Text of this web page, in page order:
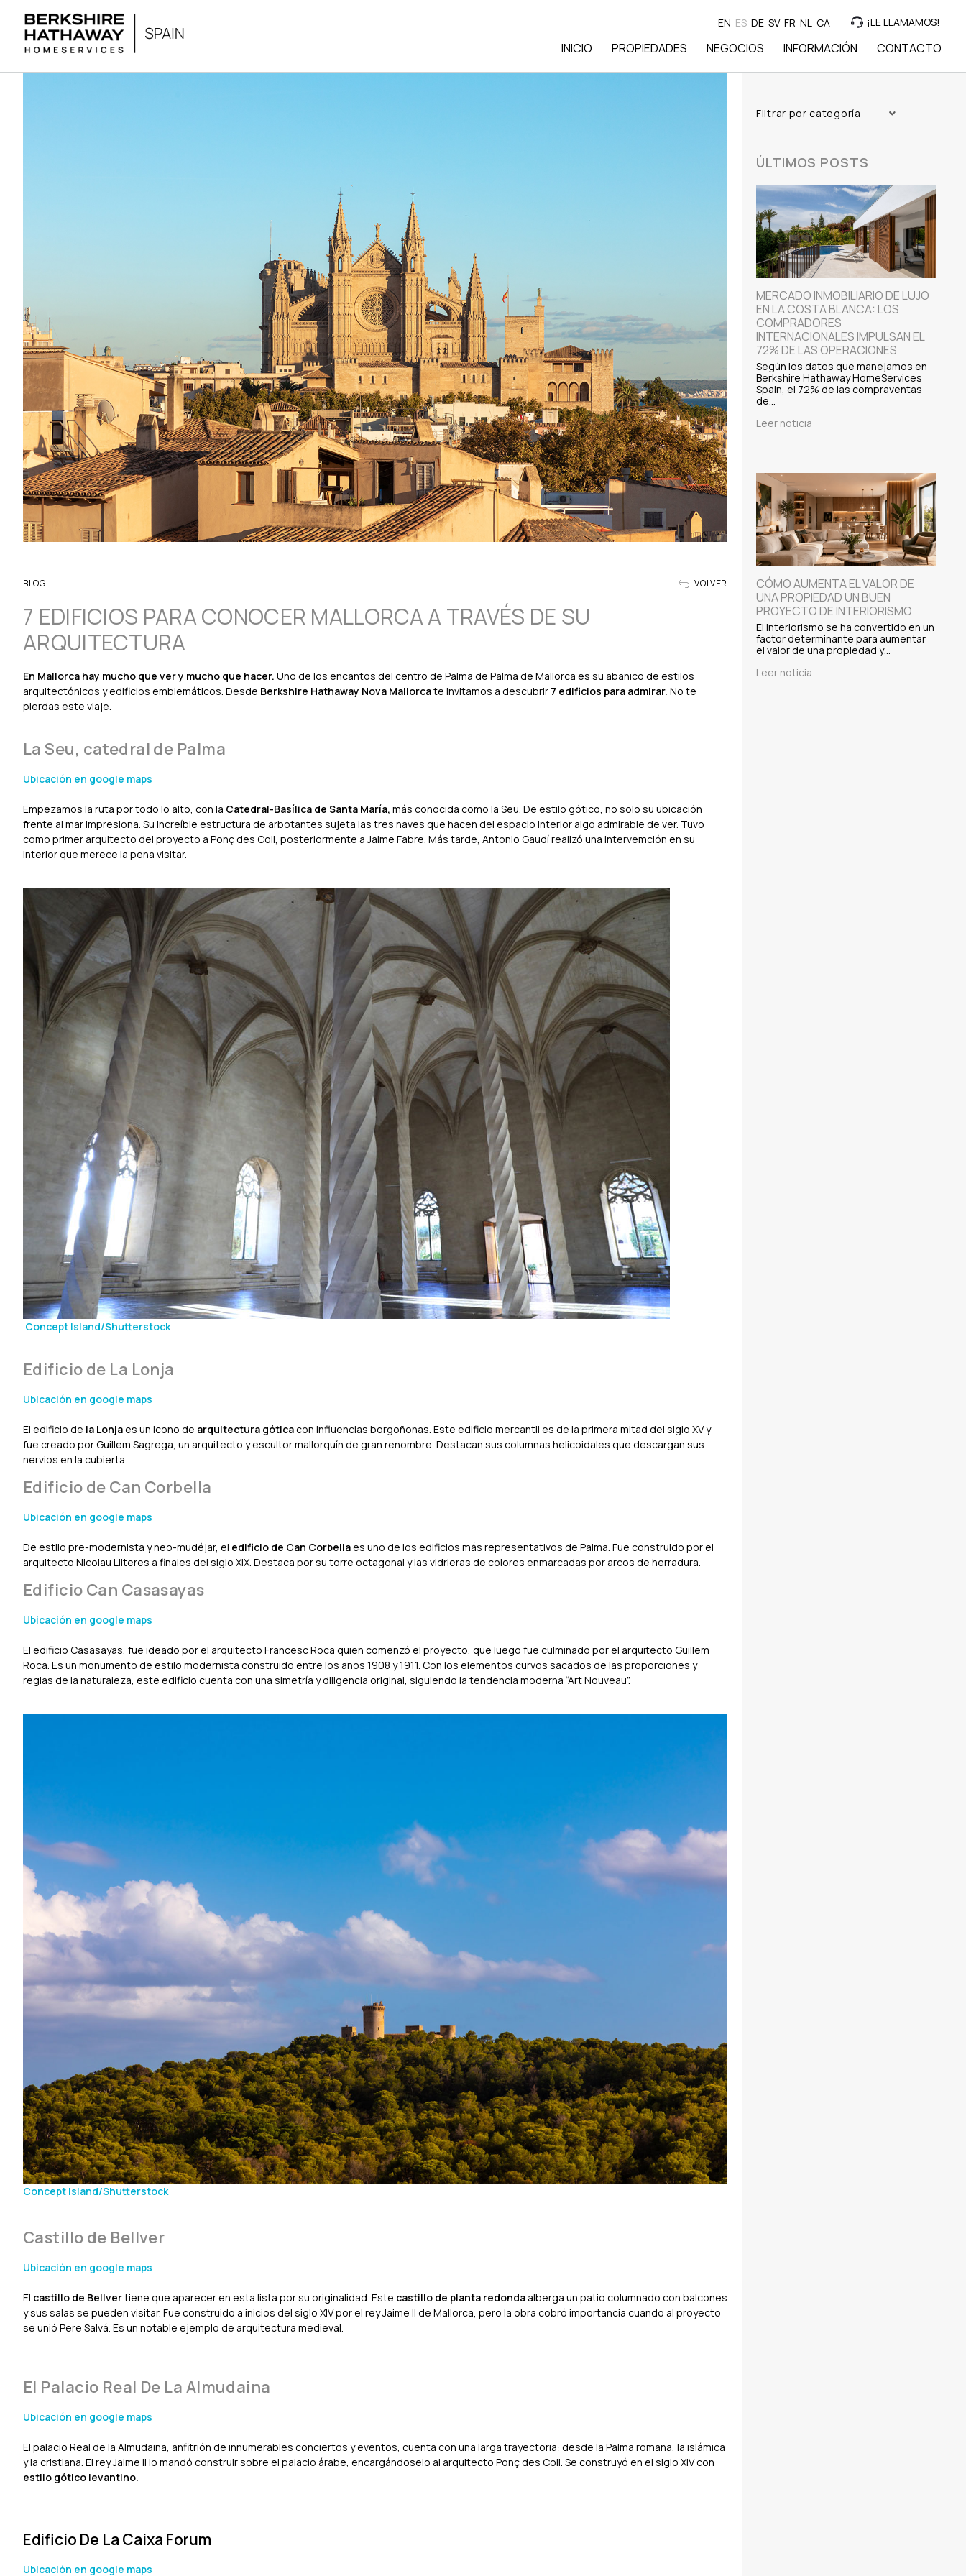
EN ES DE SV FR NL CA ¡LE LLAMAMOS!
INICIO PROPIEDADES NEGOCIOS INFORMACIÓN CONTACTO
BLOG VOLVER
7 EDIFICIOS PARA CONOCER MALLORCA A TRAVÉS DE SU
ARQUITECTURA
En Mallorca hay mucho que ver y mucho que hacer. Uno de los encantos del centro de Palma de Palma de Mallorca es su abanico de estilos
arquitectónicos y edificios emblemáticos. Desde Berkshire Hathaway Nova Mallorcate invitamos a descubrir 7 edificios para admirar. No te
pierdas este viaje.
La Seu, catedral de Palma
Ubicación en google maps
Empezamos la ruta por todo lo alto, con la Catedral-Basílica de Santa María, más conocida como la Seu. De estilo gótico, no solo su ubicación
frente al mar impresiona. Su increíble estructura de arbotantes sujeta las tres naves que hacen del espacio interior algo admirable de ver. Tuvo
como primer arquitecto del proyecto a Ponç des Coll, posteriormente a Jaime Fabre. Más tarde, Antonio Gaudí realizó una intervemción en su
interior que merece la pena visitar.
Concept Island/Shutterstock
Edificio de La Lonja
Ubicación en google maps
El edificio de la Lonjaes un icono de arquitectura góticacon influencias borgoñonas. Este edificio mercantil es de la primera mitad del siglo XV y
fue creado por Guillem Sagrega, un arquitecto y escultor mallorquín de gran renombre. Destacan sus columnas helicoidales que descargan sus
nervios en la cubierta.
Edificio de Can Corbella
Ubicación en google maps
De estilo pre-modernista y neo-mudéjar, el edificio de Can Corbellaes uno de los edificios más representativos de Palma. Fue construido por el
arquitecto Nicolau Lliteres a finales del siglo XIX. Destaca por su torre octagonal y las vidrieras de colores enmarcadas por arcos de herradura.
Edificio Can Casasayas
Ubicación en google maps
El edificio Casasayas, fue ideado por el arquitecto Francesc Roca quien comenzó el proyecto, que luego fue culminado por el arquitecto Guillem
Roca. Es un monumento de estilo modernista construido entre los años 1908 y 1911. Con los elementos curvos sacados de las proporciones y
reglas de la naturaleza, este edificio cuenta con una simetría y diligencia original, siguiendo la tendencia moderna “Art Nouveau”.
Concept Island/Shutterstock
Castillo de Bellver
Ubicación en google maps
El castillo de Bellvertiene que aparecer en esta lista por su originalidad. Este castillo de planta redonda alberga un patio columnado con balcones
y sus salas se pueden visitar. Fue construido a inicios del siglo XIV por el rey Jaime II de Mallorca, pero la obra cobró importancia cuando al proyecto
se unió Pere Salvá. Es un notable ejemplo de arquitectura medieval.
El Palacio Real De La Almudaina
Ubicación en google maps
El palacio Real de la Almudaina, anfitrión de innumerables conciertos y eventos, cuenta con una larga trayectoria: desde la Palma romana, la islámica
y la cristiana. El rey Jaime II lo mandó construir sobre el palacio árabe, encargándoselo al arquitecto Ponç des Coll. Se construyó en el siglo XIV con
estilo gótico levantino.
Edificio De La Caixa Forum
Ubicación en google maps
Filtrar por categoría
ÚLTIMOS POSTS
MERCADO INMOBILIARIO DE LUJO
EN LA COSTA BLANCA: LOS
COMPRADORES
INTERNACIONALES IMPULSAN EL
72% DE LAS OPERACIONES
Según los datos que manejamos en
Berkshire Hathaway HomeServices
Spain, el 72% de las compraventas
de…
Leer noticia
CÓMO AUMENTA EL VALOR DE
UNA PROPIEDAD UN BUEN
PROYECTO DE INTERIORISMO
El interiorismo se ha convertido en un
factor determinante para aumentar
el valor de una propiedad y…
Leer noticia